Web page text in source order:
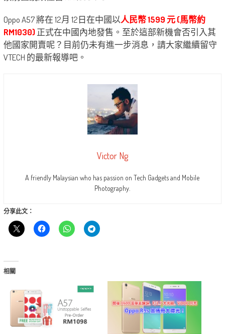
Oppo A57 將在 12月 12日在中國以人民幣 1599 元 (馬幣約
RM1030)正式在中國內地發售。至於這部新機會否引入其
他國家開賣呢？目前仍未有進一步消息，請大家繼續留守
VTECH 的最新報導吧。
Victor Ng
A friendly Malaysian who has passion on Tech Gadgets and Mobile
Photography.
分享此文：
相關